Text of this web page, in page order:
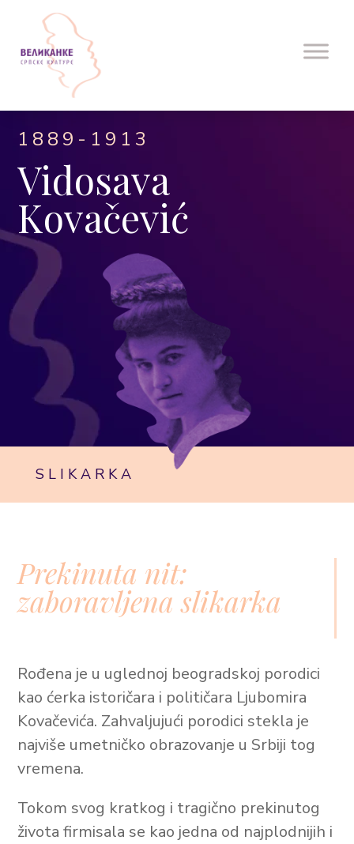
1889-1913
Vidosava
Kovačević
SLIKARKA
Prekinuta nit:
zaboravljena slikarka
Rođena je u uglednoj beogradskoj porodici
kao ćerka istoričara i političara Ljubomira
Kovačevića. Zahvaljujući porodici stekla je
najviše umetničko obrazovanje u Srbiji tog
vremena.
Tokom svog kratkog i tragično prekinutog
života firmisala se kao jedna od najplodnijih i